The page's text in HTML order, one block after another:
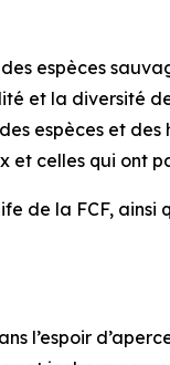
espèces
et la diversité
espèces et des
et celles qui ont
de la FCF, ainsi
l’espoir